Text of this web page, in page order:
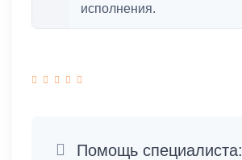
исполнения.
Помощь специалиста: